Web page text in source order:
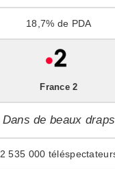
18,7%
France 2
Dans de beaux draps
2 535 000